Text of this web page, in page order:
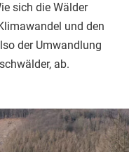
sich die Wälder
und den
der Umwandlung
ab.